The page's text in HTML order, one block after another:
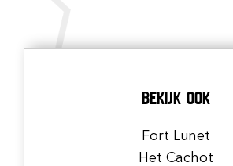
BEKIJK OOK
Fort Lunet
Het Cachot